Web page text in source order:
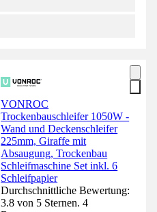
VONROC
Trockenbauschleifer 1050W -
Wand und Deckenschleifer
225mm, Giraffe mit
Absaugung, Trockenbau
Schleifmaschine Set inkl. 6
Schleifpapier
Durchschnittliche Bewertung:
3.8 von 5 Sternen. 4